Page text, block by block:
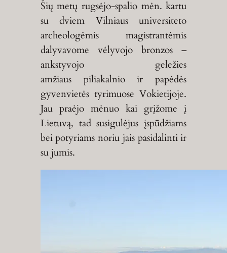
Šių metų rugsėjo-spalio mėn. kartu
su dviem Vilniaus universiteto
archeologėmis magistrantėmis
dalyvavome vėlyvojo bronzos –
ankstyvojo geležies
amžiaus piliakalnio ir papėdės
gyvenvietės tyrimuose Vokietijoje.
Jau praėjo mėnuo kai grįžome į
Lietuvą, tad susigulėjus įspūdžiams
bei potyriams noriu jais pasidalinti ir
su jumis.